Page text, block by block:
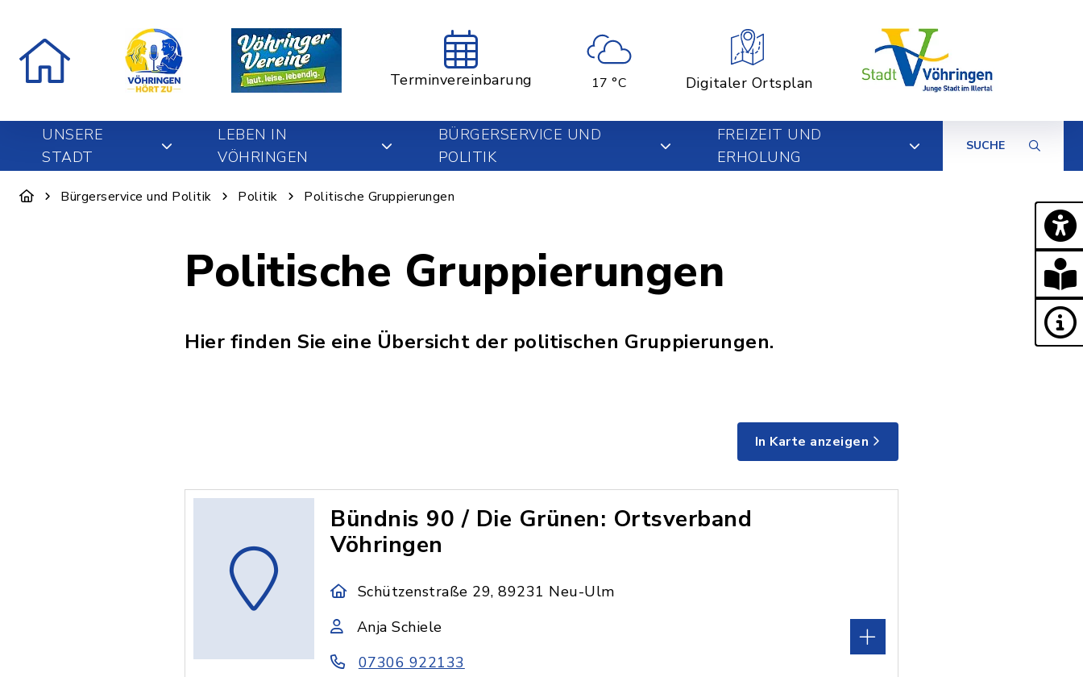
Terminvereinbarung 17 °C Digitaler Ortsplan
UNSERE
STADT
LEBEN IN
VÖHRINGEN
BÜRGERSERVICE UND
POLITIK
FREIZEIT UND
ERHOLUNG
SUCHE
Bürgerservice und Politik Politik Politische Gruppierungen
Politische Gruppierungen
Hier finden Sie eine Übersicht der politischen Gruppierungen.
In Karte anzeigen
Bündnis 90 / Die Grünen: Ortsverband
Vöhringen
Schützenstraße 29, 89231 Neu-Ulm
Anja Schiele
07306 922133